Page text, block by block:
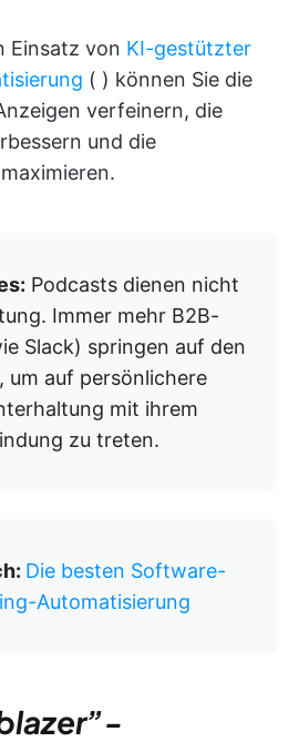
Einsatz von KI-gestützter
( ) können Sie die
verfeinern, die
und die
Podcasts dienen nicht
Immer mehr B2B-
Slack) springen auf den
um auf persönlichere
mit ihrem
zu treten.
Die besten Software-
Automatisierung